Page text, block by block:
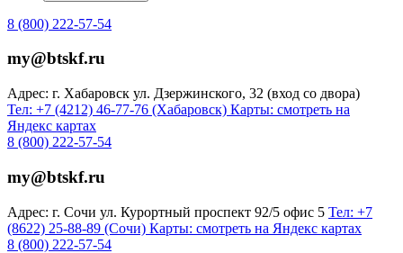
8 (800) 222-57-54
my@btskf.ru
Адрес: г. Хабаровск ул. Дзержинского, 32 (вход со двора)
Тел: +7 (4212) 46-77-76 (Хабаровск) Карты: смотреть на
Яндекс картах
8 (800) 222-57-54
my@btskf.ru
Адрес: г. Сочи ул. Курортный проспект 92/5 офис 5 Тел: +7
(8622) 25-88-89 (Сочи) Карты: смотреть на Яндекс картах
8 (800) 222-57-54